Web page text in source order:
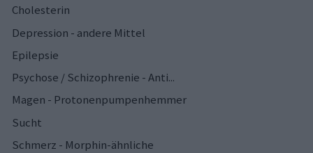
Cholesterin
Depression - andere Mittel
Epilepsie
Psychose / Schizophrenie - Anti...
Magen - Protonenpumpenhemmer
Sucht
Schmerz - Morphin-ähnliche